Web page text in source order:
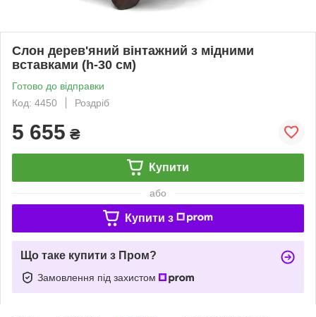
Слон дерев'яний вінтажний з мідними
вставками (h-30 см)
Готово до відправки
Код: 4450
Роздріб
5 655 ₴
Купити
або
Купити з
Що таке купити з Пром?
Замовлення під захистом